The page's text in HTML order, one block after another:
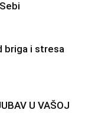
briga i stresa
U VAŠOJ